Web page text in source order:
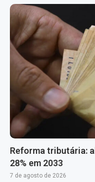
Reforma tributária:
28% em 2033
7 de agosto de 2026